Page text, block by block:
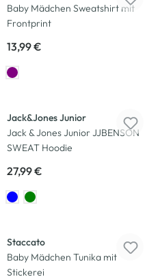
Baby Mädchen Sweatshirt mit
Frontprint
13,99 €
Jack&Jones Junior
Jack & Jones Junior JJBENSON
SWEAT Hoodie
27,99 €
Staccato
Baby Mädchen Tunika mit
Stickerei